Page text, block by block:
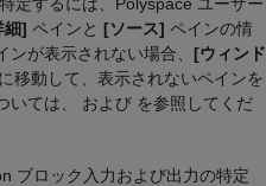
細] ペインと [ソース] ペインの情
が表示されない場合、 [ウィンド
に移動して、表示されないペインを
ては、
および を参照してくだ
ブロック入力および出力の特定